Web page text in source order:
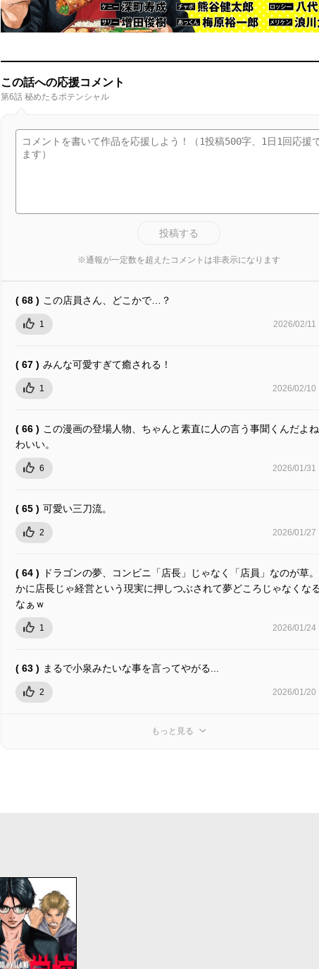
この話への応援コメント
第6話 秘めたるポテンシャル
投稿する
※通報が一定数を超えたコメントは非表示になります
( 68 ) この店員さん、どこかで…？
1 2026/02/11
( 67 ) みんな可愛すぎて癒される！
1 2026/02/10
( 66 ) この漫画の登場人物、ちゃんと素直に人の言う事聞くんだよ
わいい。
6 2026/01/31
( 65 ) 可愛い三刀流。
2 2026/01/27
( 64 )
ドラゴンの夢、コンビニ「店長」じゃなく「店員」なのが草
かに店長じゃ経営という現実に押しつぶされて夢どころじゃなくな
なぁｗ
1 2026/01/24
( 63 ) まるで小泉みたいな事を言ってやがる...
2 2026/01/20
もっと見る